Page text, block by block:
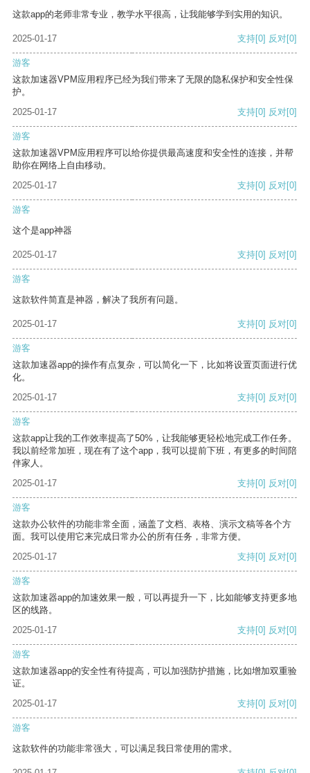
这款app的老师非常专业，教学水平很高，让我能够学到实用的知识。
2025-01-17 支持[0] 反对[0]
游客
这款加速器VPM应用程序已经为我们带来了无限的隐私保护和安全性保
护。
2025-01-17
支持[0] 反对[0]
游客
这款加速器VPM应用程序可以给你提供最高速度和安全性的连接，并帮
助你在网络上自由移动。
2025-01-17
支持[0] 反对[0]
游客
这个是app神器
2025-01-17 支持[0] 反对[0]
游客
这款软件简直是神器，解决了我所有问题。
2025-01-17 支持[0] 反对[0]
游客
这款加速器app的操作有点复杂，可以简化一下，比如将设置页面进行优
化。
2025-01-17
支持[0] 反对[0]
游客
这款app让我的工作效率提高了50%，让我能够更轻松地完成工作任务。
我以前经常加班，现在有了这个app，我可以提前下班，有更多的时间陪
伴家人。
2025-01-17
支持[0] 反对[0]
游客
这款办公软件的功能非常全面，涵盖了文档、表格、演示文稿等各个方
面。我可以使用它来完成日常办公的所有任务，非常方便。
2025-01-17
支持[0] 反对[0]
游客
这款加速器app的加速效果一般，可以再提升一下，比如能够支持更多地
区的线路。
2025-01-17
支持[0] 反对[0]
游客
这款加速器app的安全性有待提高，可以加强防护措施，比如增加双重验
证。
2025-01-17
支持[0] 反对[0]
游客
这款软件的功能非常强大，可以满足我日常使用的需求。